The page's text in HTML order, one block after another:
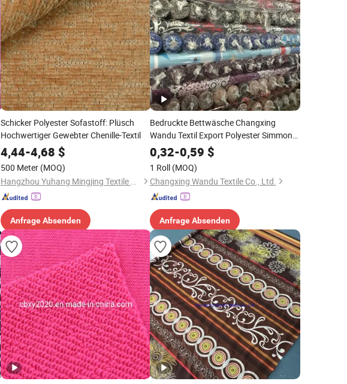
Schicker Polyester Sofastoff: Plüsch
Hochwertiger Gewebter Chenille-Textil
4,44-4,68 $
500 Meter (MOQ)
Hangzhou Yuhang Mingjing Textile Co., Ltd
Anfrage Absenden
Bedruckte Bettwäsche Changxing
Wandu Textil Export Polyester Simmons
Bezug
0,32-0,59 $
1 Roll (MOQ)
Changxing Wandu Textile Co., Ltd.
Anfrage Absenden